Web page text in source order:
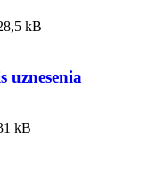
kB
uznesenia
kB